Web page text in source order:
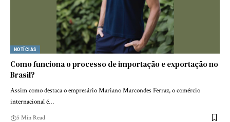
NOTÍCIAS
Como funciona o processo de importação e exportação no
Brasil?
Assim como destaca o empresário Mariano Marcondes Ferraz, o comércio
internacional é…
5 Min Read